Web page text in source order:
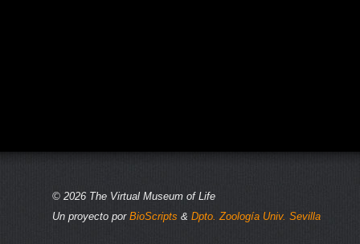
© 2026 The Virtual Museum of Life
Un proyecto por BioScripts & Dpto. Zoología Univ. Sevilla